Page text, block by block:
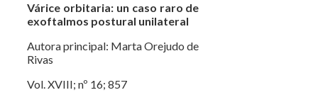
Várice orbitaria: un caso raro de
exoftalmos postural unilateral
Autora principal: Marta Orejudo de
Rivas
Vol. XVIII; nº 16; 857